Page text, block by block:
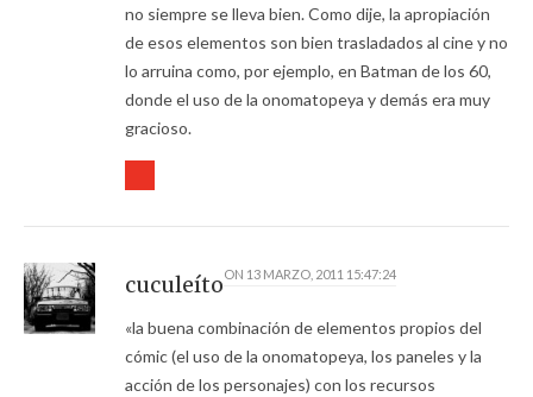
no siempre se lleva bien. Como dije, la apropiación
de esos elementos son bien trasladados al cine y no
lo arruina como, por ejemplo, en Batman de los 60,
donde el uso de la onomatopeya y demás era muy
gracioso.
cuculeítoON 13 MARZO, 2011 15:47:24
«la buena combinación de elementos propios del
cómic (el uso de la onomatopeya, los paneles y la
acción de los personajes) con los recursos